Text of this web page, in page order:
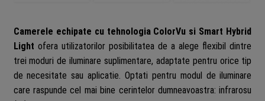
Camerele echipate cu tehnologia ColorVu si Smart Hybrid
Light ofera utilizatorilor posibilitatea de a alege flexibil dintre
trei moduri de iluminare suplimentare, adaptate pentru orice tip
de necesitate sau aplicatie. Optati pentru modul de iluminare
care raspunde cel mai bine cerintelor dumneavoastra: infrarosu